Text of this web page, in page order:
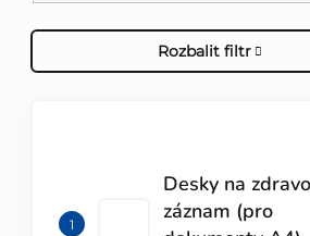
Rozbalit filtr
Desky na
záznam (pro